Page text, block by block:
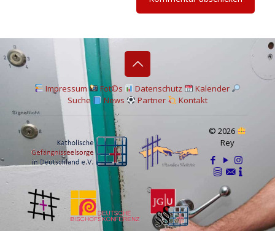
Impressum Fot©s Datenschutz
Kalender
Suche
News Partner Kontakt
© 2026
Rey